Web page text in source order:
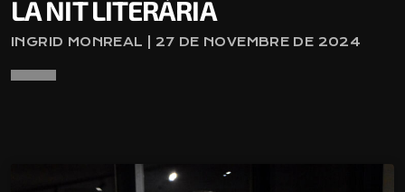
LA NIT LITERÀRIA
INGRID MONREAL | 27 DE NOVEMBRE DE 2024